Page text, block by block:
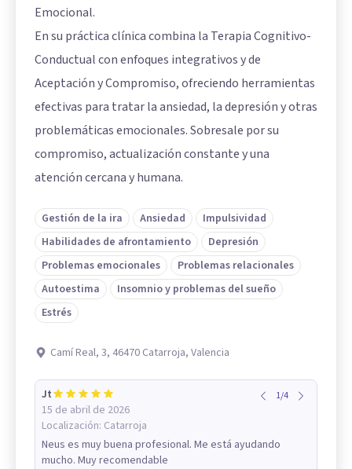
Emocional.
En su práctica clínica combina la Terapia Cognitivo-
Conductual con enfoques integrativos y de
Aceptación y Compromiso, ofreciendo herramientas
efectivas para tratar la ansiedad, la depresión y otras
problemáticas emocionales. Sobresale por su
compromiso, actualización constante y una
atención cercana y humana.
Gestión de la ira Ansiedad
Impulsividad
Habilidades de afrontamiento
Depresión
Problemas emocionales
Problemas relacionales
Autoestima
Insomnio y problemas del sueño
Estrés
Camí Real, 3, 46470 Catarroja, Valencia
Jt
15 de abril de 2026
Localización: Catarroja
1/4
Neus es muy buena profesional. Me está ayudando
mucho. Muy recomendable